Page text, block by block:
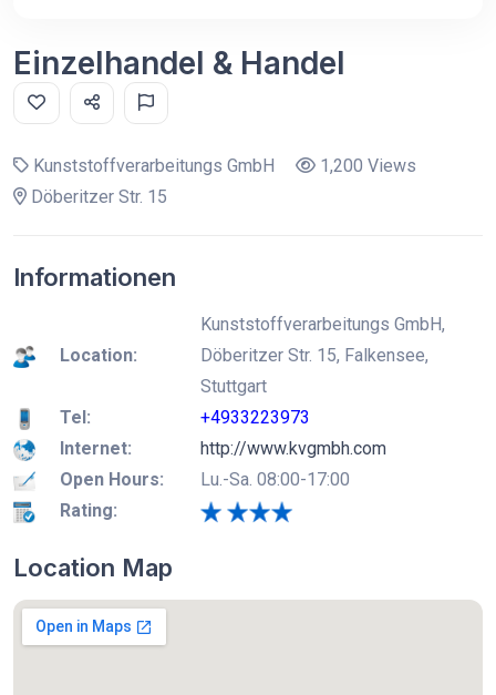
Einzelhandel & Handel
Kunststoffverarbeitungs GmbH
1,200 Views
Döberitzer Str. 15
Informationen
Location:
Kunststoffverarbeitungs GmbH,
Döberitzer Str. 15, Falkensee,
Stuttgart
Tel:
+4933223973
Internet:
http://www.kvgmbh.com
Open Hours:
Lu.-Sa. 08:00-17:00
Rating:
Location Map